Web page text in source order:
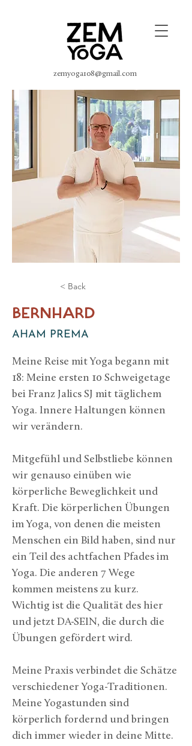
zemyoga108@gmail.com
< Back
BERNHARD
AHAM PREMA
Meine Reise mit Yoga begann mit
18: Meine ersten 10 Schweigetage
bei Franz Jalics SJ mit täglichem
Yoga. Innere Haltungen können
wir verändern.
Mitgefühl und Selbstliebe können
wir genauso einüben wie
körperliche Beweglichkeit und
Kraft. Die körperlichen Übungen
im Yoga, von denen die meisten
Menschen ein Bild haben, sind nur
ein Teil des achtfachen Pfades im
Yoga. Die anderen 7 Wege
kommen meistens zu kurz.
Wichtig ist die Qualität des hier
und jetzt DA-SEIN, die durch die
Übungen gefördert wird.
Meine Praxis verbindet die Schätze
verschiedener Yoga-Traditionen.
Meine Yogastunden sind
körperlich fordernd und bringen
dich immer wieder in deine Mitte.